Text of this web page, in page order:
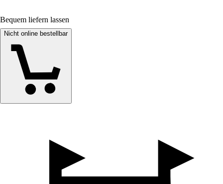
Bequem liefern lassen
Nicht online bestellbar